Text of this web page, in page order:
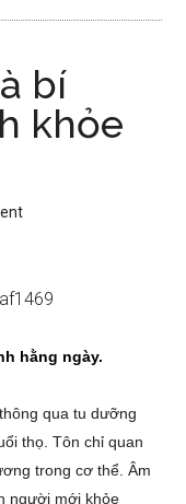
bí
khỏe
hằng ngày.
qua tu dưỡng
thọ. Tôn chỉ quan
trong cơ thể. Âm
người mới khỏe